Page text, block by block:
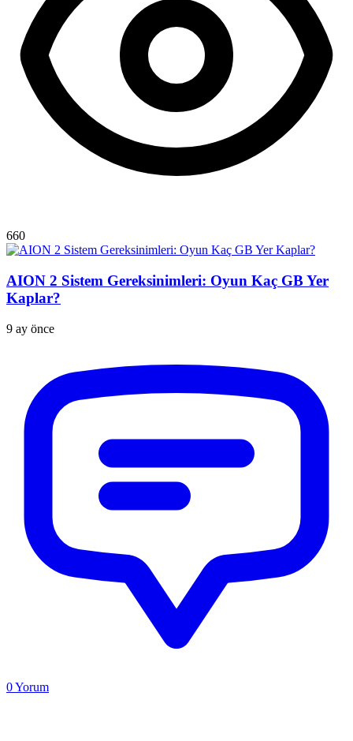
660
AION 2 Sistem Gereksinimleri: Oyun Kaç GB Yer
Kaplar?
9 ay önce
0Yorum